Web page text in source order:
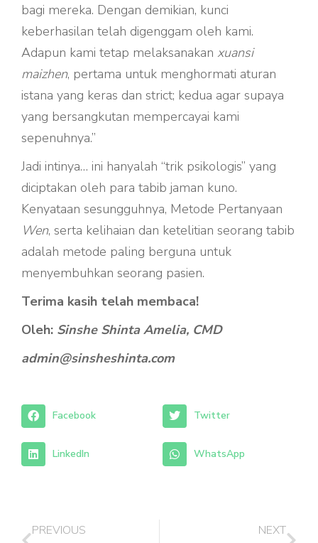
bagi mereka. Dengan demikian, kunci
keberhasilan telah digenggam oleh kami.
Adapun kami tetap melaksanakan xuansi
maizhen, pertama untuk menghormati aturan
istana yang keras dan strict; kedua agar supaya
yang bersangkutan mempercayai kami
sepenuhnya.”
Jadi intinya… ini hanyalah “trik psikologis” yang
diciptakan oleh para tabib jaman kuno.
Kenyataan sesungguhnya, Metode Pertanyaan
Wen, serta kelihaian dan ketelitian seorang tabib
adalah metode paling berguna untuk
menyembuhkan seorang pasien.
Terima kasih telah membaca!
Oleh: Sinshe Shinta Amelia, CMD
admin@sinsheshinta.com
Facebook Twitter
LinkedIn WhatsApp
PREVIOUS NEXT